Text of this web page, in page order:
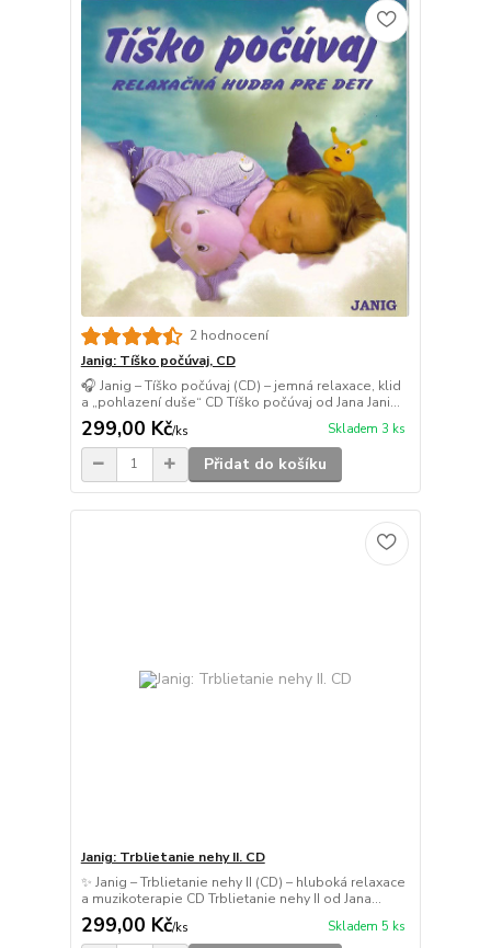
2 hodnocení
Janig: Tíško počúvaj, CD
🎧 Janig – Tíško počúvaj (CD) – jemná relaxace, klid
a „pohlazení duše“ CD Tíško počúvaj od Jana Jani...
299,00 Kč/ks Skladem 3 ks
Přidat do košíku
Janig: Trblietanie nehy II. CD
✨ Janig – Trblietanie nehy II (CD) – hluboká relaxace
a muzikoterapie CD Trblietanie nehy II od Jana...
299,00 Kč/ks Skladem 5 ks